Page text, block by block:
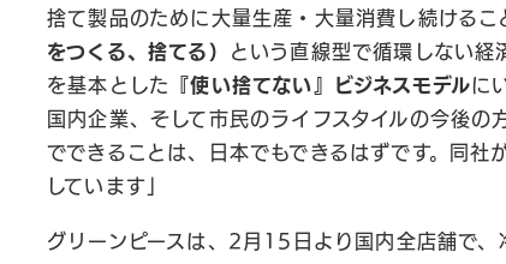
捨て製品のために大量生産・大量消費し続けるこ
をつくる、捨てる）
という直線型で循環しない経
を基本とした
『使い捨てない』ビジネスモデルに
国内企業、そして市民のライフスタイルの今後の
でできることは、日本でもできるはずです。同社が
しています」
グリーンピースは、2月15日より国内全店舗で